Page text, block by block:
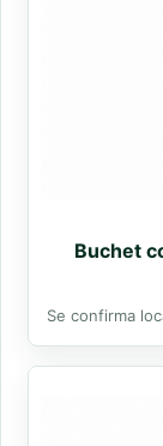
Buchet
Se confirma